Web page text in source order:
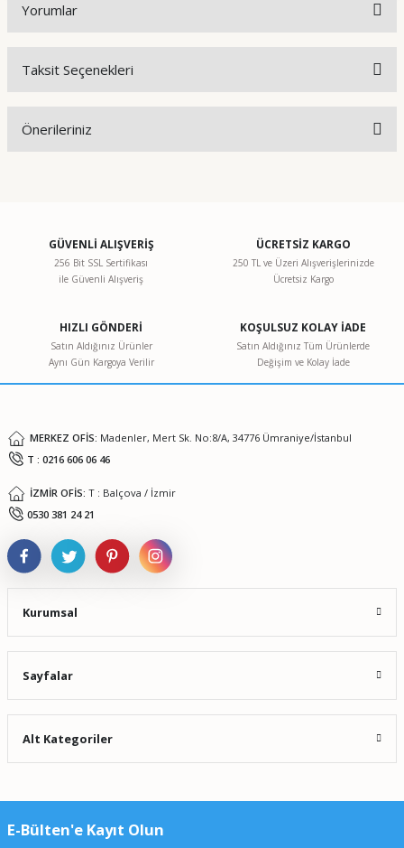
Yorumlar
Taksit Seçenekleri
Önerileriniz
Görüş ve önerileriniz için teşekkür ederiz.
Ürün resmi kalitesiz, bozuk veya görüntülenemiyor.
Ürün bilgilerinde hatalar bulunuyor.
Ürün fiyatı diğer sitelerden daha pahalı.
GÜVENLİ ALIŞVERİŞ
256 Bit SSL Sertifikası
ile Güvenli Alışveriş
ÜCRETSİZ KARGO
250 TL ve Üzeri Alışverişlerinizde
Ücretsiz Kargo
HIZLI GÖNDERİ
Satın Aldığınız Ürünler
Aynı Gün Kargoya Verilir
KOŞULSUZ KOLAY İADE
Satın Aldığınız Tüm Ürünlerde
Değişim ve Kolay İade
MERKEZ OFİS: Madenler, Mert Sk. No:8/A, 34776 Ümraniye/İstanbul
T : 0216 606 06 46
İZMİR OFİS: T : Balçova / İzmir
0530 381 24 21
Kurumsal
Sayfalar
Alt Kategoriler
E-Bülten'e Kayıt Olun